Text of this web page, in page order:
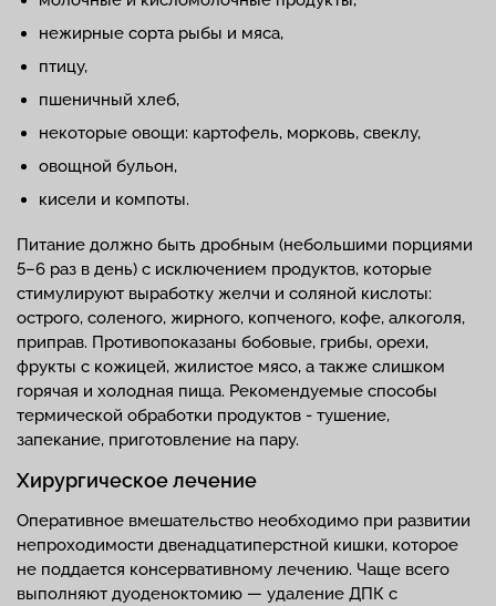
нежирные сорта рыбы и мяса,
птицу,
пшеничный хлеб,
некоторые овощи: картофель, морковь, свеклу,
овощной бульон,
кисели и компоты.
Питание должно быть дробным (небольшими порциями
5–6 раз в день) с исключением продуктов, которые
стимулируют выработку желчи и соляной кислоты:
острого, соленого, жирного, копченого, кофе, алкоголя,
приправ. Противопоказаны бобовые, грибы, орехи,
фрукты с кожицей, жилистое мясо, а также слишком
горячая и холодная пища. Рекомендуемые способы
термической обработки продуктов - тушение,
запекание, приготовление на пару.
Хирургическое лечение
Оперативное вмешательство необходимо при развитии
непроходимости двенадцатиперстной кишки, которое
не поддается консервативному лечению. Чаще всего
выполняют дуоденоктомию — удаление ДПК с